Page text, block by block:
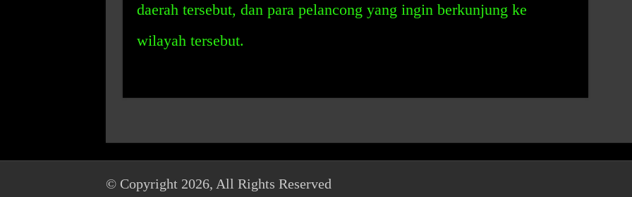
daerah tersebut, dan para pelancong yang ingin berkunjung ke
wilayah tersebut.
© Copyright 2026, All Rights Reserved